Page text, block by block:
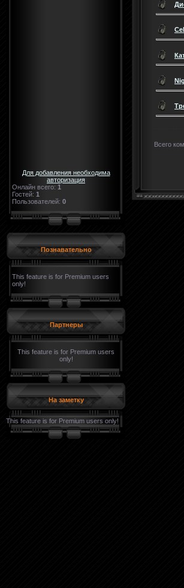
Для добавления необходима
авторизация
Онлайн всего: 1
Гостей: 1
Пользователей: 0
Познавательно
This feature is for Premium users
only!
Партнеры
This feature is for Premium users
only!
На заметку
This feature is for Premium users only!
Всего